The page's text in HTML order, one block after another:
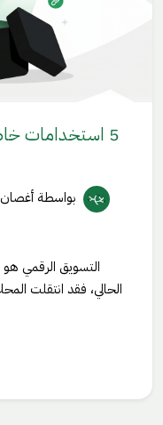
5 استخدامات
بواسطة أغصان twigs
التسويق الرقمي هو
الحالي، فقد انتقلت